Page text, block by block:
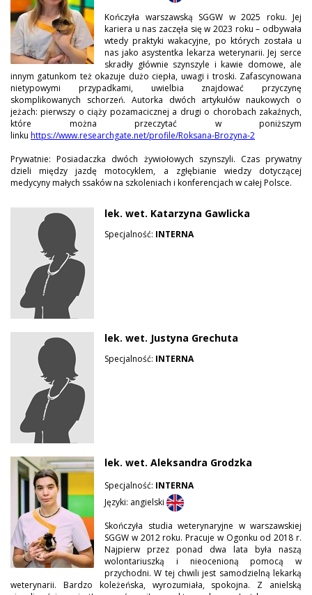
Kończyła warszawską SGGW w 2025 roku. Jej
kariera u nas zaczęła się w 2023 roku – odbywała
wtedy praktyki wakacyjne, po których została u
nas jako asystentka lekarza weterynarii. Jej serce
skradły głównie szynszyle i kawie domowe, ale
innym gatunkom też okazuje dużo ciepła, uwagi i troski. Zafascynowana
nietypowymi przypadkami, uwielbia znajdować przyczynę
skomplikowanych schorzeń. Autorka dwóch artykułów naukowych o
jeżach: pierwszy o ciąży pozamacicznej a drugi o chorobach zakaźnych,
które można przeczytać w poniższym
linku https://www.researchgate.net/profile/Roksana-Brozyna-2
Prywatnie: Posiadaczka dwóch żywiołowych szynszyli. Czas prywatny
dzieli między jazdę motocyklem, a zgłębianie wiedzy dotyczącej
medycyny małych ssaków na szkoleniach i konferencjach w całej Polsce.
lek. wet. Katarzyna Gawlicka
Specjalność: INTERNA
lek. wet. Justyna Grechuta
Specjalność: INTERNA
lek. wet. Aleksandra Grodzka
Specjalność: INTERNA
Języki: angielski
Skończyła studia weterynaryjne w warszawskiej
SGGW w 2012 roku. Pracuje w Ogonku od 2018 r.
Najpierw przez ponad dwa lata była naszą
wolontariuszką i nieocenioną pomocą w
przychodni. W tej chwili jest samodzielną lekarką
weterynarii. Bardzo koleżeńska, wyrozumiała, spokojna. Z anielską